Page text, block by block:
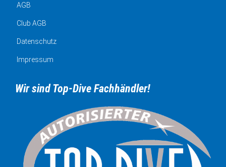
AGB
Club AGB
Datenschutz
Impressum
Wir sind Top-Dive Fachhändler!